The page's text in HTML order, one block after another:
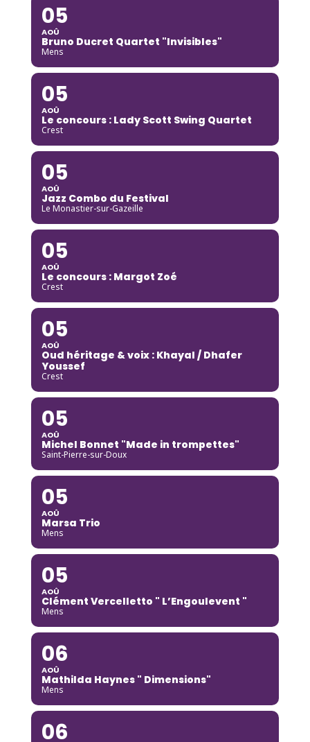
05
AOÛ
Bruno Ducret Quartet "Invisibles"
Mens
05
AOÛ
Le concours : Lady Scott Swing Quartet
Crest
05
AOÛ
Jazz Combo du Festival
Le Monastier-sur-Gazeille
05
AOÛ
Le concours : Margot Zoé
Crest
05
AOÛ
Oud héritage & voix : Khayal / Dhafer
Youssef
Crest
05
AOÛ
Michel Bonnet "Made in trompettes"
Saint-Pierre-sur-Doux
05
AOÛ
Marsa Trio
Mens
05
AOÛ
Clément Vercelletto " L’Engoulevent "
Mens
06
AOÛ
Mathilda Haynes " Dimensions"
Mens
06